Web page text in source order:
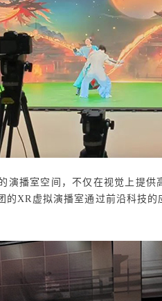
演播室空间，不仅在视觉上提供
的XR虚拟演播室通过前沿科技